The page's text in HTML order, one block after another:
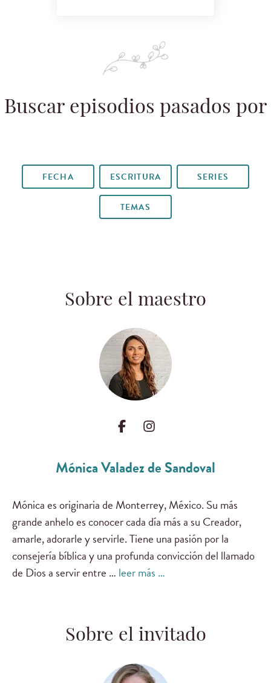
Buscar episodios pasados por
FECHA ESCRITURA SERIES
TEMAS
Sobre el maestro
Mónica Valadez de Sandoval
Mónica es originaria de Monterrey, México. Su más
grande anhelo es conocer cada día más a su Creador,
amarle, adorarle y servirle. Tiene una pasión por la
consejería bíblica y una profunda convicción del llamado
de Dios a servir entre … leer más …
Sobre el invitado